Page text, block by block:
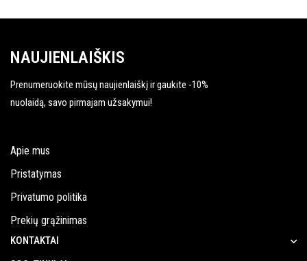
NAUJIENLAIŠKIS
Prenumeruokite mūsų naujienlaiškį ir gaukite -10%
nuolaidą, savo pirmajam užsakymui!
Apie mus
Pristatymas
Privatumo politika
Prekių grąžinimas
KONTAKTAI